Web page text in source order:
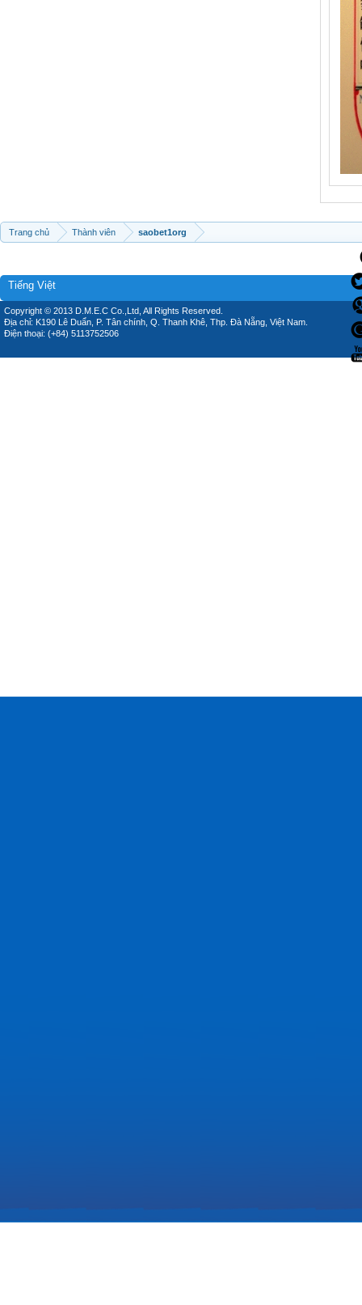
Trang chủ Thành viên saobet1org
Tiếng Việt
Copyright © 2013 D.M.E.C Co.,Ltd, All Rights Reserved.
Địa chỉ: K190 Lê Duẩn, P. Tân chính, Q. Thanh Khê, Thp. Đà Nẵng, Việt Nam.
Điện thoại: (+84) 5113752506